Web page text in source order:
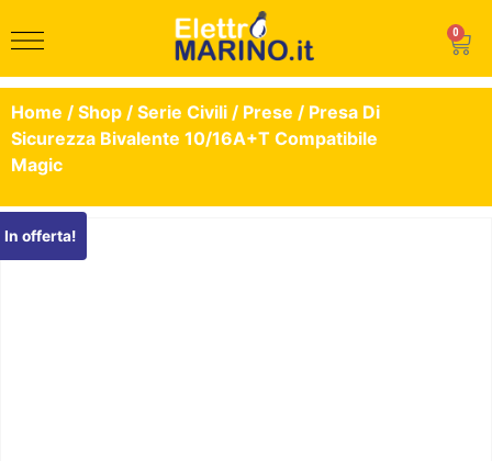
0
Home / Shop / Serie Civili / Prese / Presa Di
Sicurezza Bivalente 10/16A+T Compatibile
Magic
In offerta!